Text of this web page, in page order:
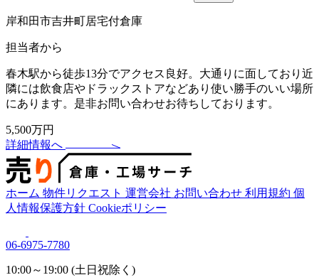
岸和田市吉井町居宅付倉庫
担当者から
春木駅から徒歩13分でアクセス良好。大通りに面しており近
隣には飲食店やドラックストアなどあり使い勝手のいい場所
にあります。是非お問い合わせお待ちしております。
5,500万円
詳細情報へ
ホーム 物件リクエスト 運営会社 お問い合わせ 利用規約 個
人情報保護方針 Cookieポリシー
06-6975-7780
10:00～19:00 (土日祝除く)